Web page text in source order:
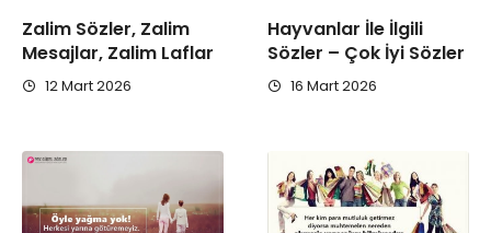
Zalim Sözler, Zalim
Mesajlar, Zalim Laflar
12 Mart 2026
Hayvanlar İle İlgili
Sözler – Çok İyi Sözler
16 Mart 2026